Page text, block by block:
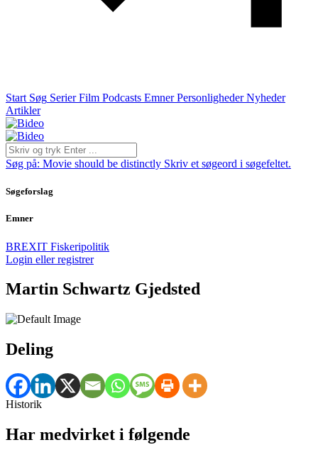
Start Søg Serier Film Podcasts Emner Personligheder Nyheder
Artikler
Søg på: Movie should be distinctly Skriv et søgeord i søgefeltet.
Søgeforslag
Emner
BREXIT Fiskeripolitik
Login eller registrer
Martin Schwartz Gjedsted
Deling
Historik
Har medvirket i følgende